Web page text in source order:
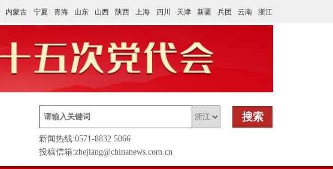
内蒙古 宁夏 青海 山东 山西 陕西 上海 四川 天津 新疆 兵团 云南 浙江
搜索
新闻热线:0571-8832 5066
投稿信箱:zhejiang@chinanews.com.cn